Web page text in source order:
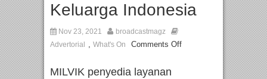
Keluarga Indonesia
Nov 23, 2021
broadcastmagz
Advertorial
, What's On Comments Off
MILVIK penyedia layanan